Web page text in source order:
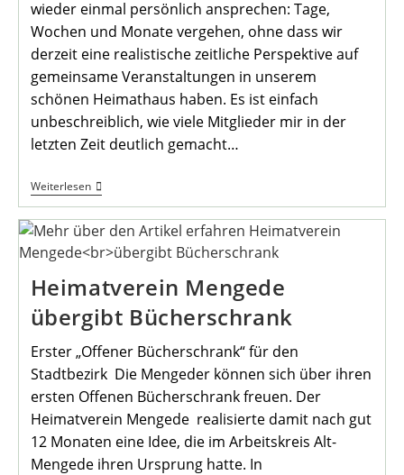
wieder einmal persönlich ansprechen: Tage,
Wochen und Monate vergehen, ohne dass wir
derzeit eine realistische zeitliche Perspektive auf
gemeinsame Veranstaltungen in unserem
schönen Heimathaus haben. Es ist einfach
unbeschreiblich, wie viele Mitglieder mir in der
letzten Zeit deutlich gemacht…
WeiterlesenEin
Zwischenruf
Einem
Winterlichen
Mengede
Heimatverein Mengede
übergibt Bücherschrank
Erster „Offener Bücherschrank“ für den
Stadtbezirk Die Mengeder können sich über ihren
ersten Offenen Bücherschrank freuen. Der
Heimatverein Mengede realisierte damit nach gut
12 Monaten eine Idee, die im Arbeitskreis Alt-
Mengede ihren Ursprung hatte. In